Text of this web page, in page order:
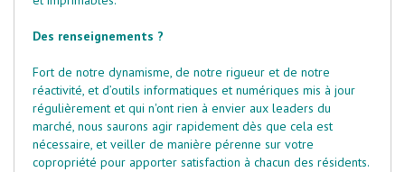
Des renseignements ?
Fort de notre dynamisme, de notre rigueur et de notre
réactivité, et d’outils informatiques et numériques mis à jour
régulièrement et qui n'ont rien à envier aux leaders du
marché, nous saurons agir rapidement dès que cela est
nécessaire, et veiller de manière pérenne sur votre
copropriété pour apporter satisfaction à chacun des résidents.